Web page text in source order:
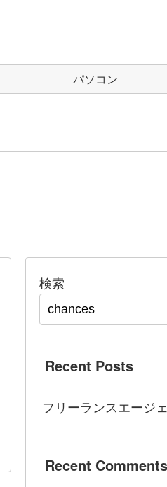
パソコン
検索
Recent Posts
フリーランスエージ
Recent Comments